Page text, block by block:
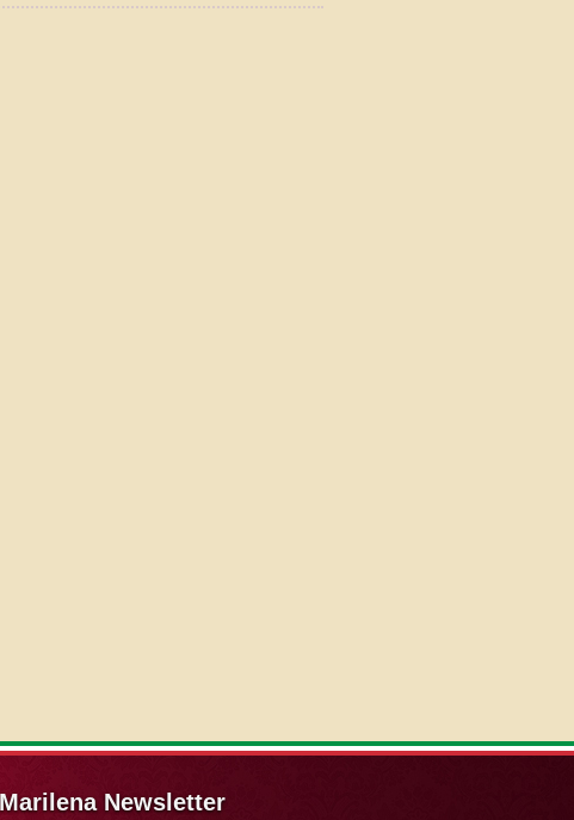
Marilena Newsletter